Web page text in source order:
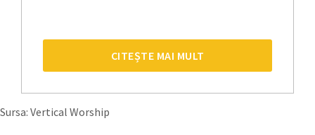
CITEȘTE MAI MULT
Sursa: Vertical Worship